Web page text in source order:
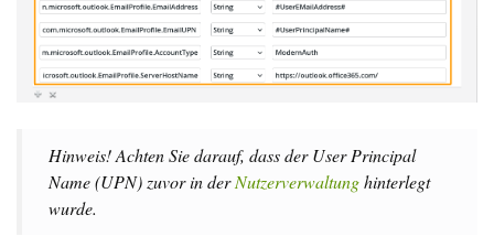
Hinweis! Achten Sie darauf, dass der User Principal
Name (UPN) zuvor in derNutzerverwaltunghinterlegt
wurde.